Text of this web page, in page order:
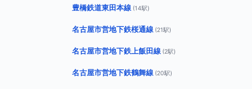
豊橋鉄道東田本線 (14駅)
名古屋市営地下鉄桜通線 (21駅)
名古屋市営地下鉄上飯田線 (2駅)
名古屋市営地下鉄鶴舞線 (20駅)